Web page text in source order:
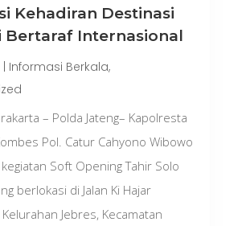
Kehadiran Destinasi
Bertaraf Internasional
Informasi Berkala,
– Polda Jateng– Kapolresta
Pol. Catur Cahyono Wibowo
Soft Opening Tahir Solo
berlokasi di Jalan Ki Hajar
Jebres, Kecamatan